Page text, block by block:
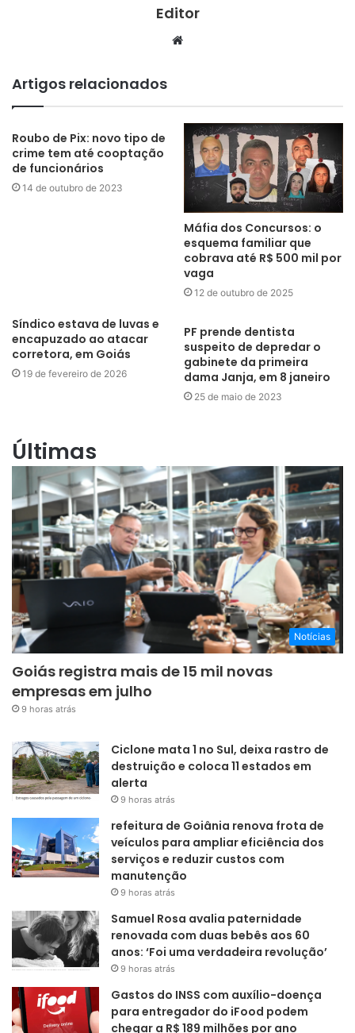
Editor
Website
Artigos relacionados
Roubo de Pix: novo tipo de
crime tem até cooptação
de funcionários
14 de outubro de 2023
Máfia dos Concursos: o
esquema familiar que
cobrava até R$ 500 mil por
vaga
12 de outubro de 2025
Síndico estava de luvas e
encapuzado ao atacar
corretora, em Goiás
19 de fevereiro de 2026
PF prende dentista
suspeito de depredar o
gabinete da primeira
dama Janja, em 8 janeiro
25 de maio de 2023
Últimas
Notícias
Goiás registra mais de 15 mil novas
empresas em julho
9 horas atrás
Ciclone mata 1 no Sul, deixa rastro de
destruição e coloca 11 estados em
alerta
9 horas atrás
refeitura de Goiânia renova frota de
veículos para ampliar eficiência dos
serviços e reduzir custos com
manutenção
9 horas atrás
Samuel Rosa avalia paternidade
renovada com duas bebês aos 60
anos: ‘Foi uma verdadeira revolução’
9 horas atrás
Gastos do INSS com auxílio-doença
para entregador do iFood podem
chegar a R$ 189 milhões por ano